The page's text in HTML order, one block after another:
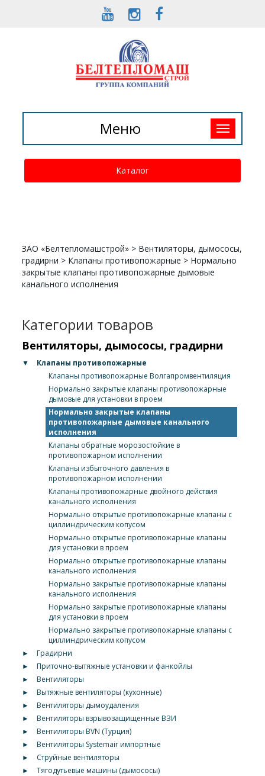
Toggle
navigation
Меню
Каталог
ЗАО «Белтепломашстрой» > Вентиляторы, дымососы,
градирни > Клапаны противопожарные > Нормально
закрытые клапаны противопожарные дымовые
канального исполнения
Категории товаров
Вентиляторы, дымососы, градирни
▼
Клапаны противопожарные
Клапаны противопожарные Волгапромвентиляция
Нормально закрытые клапаны противопожарные
дымовые для установки в проем
Нормально закрытые клапаны
противопожарные дымовые канального
исполнения
Клапаны обратные морозостойкие в
противопожарном исполнении
Клапаны избыточного давления в
противопожарном исполнении
Клапаны противопожарные двойного действия
канального исполнения
Нормально открытые противопожарные клапаны с
циллиндрическим копусом
Нормально открытые противопожарные клапаны
для установки в проем
Нормально открытые противопожарные клапаны
канального исполнения
Нормально закрытые противопожарные клапаны
канального исполнения
Нормально закрытые противопожарные клапаны
для установки в проем
Нормально закрытые противопожарные клапаны с
циллиндрическим копусом
►
Градирни
►
Приточно-вытяжные установки и фанкойлы
►
Вентиляторы
►
Вытяжные вентиляторы (кухонные)
►
Вентиляторы дымоудаления
►
Вентиляторы взрывозащищенные ВЗИ
►
Вентиляторы BVN (Турция)
►
Вентиляторы Systemair импортные
►
Струйные вентиляторы
►
Тягодутьевые машины (дымососы)